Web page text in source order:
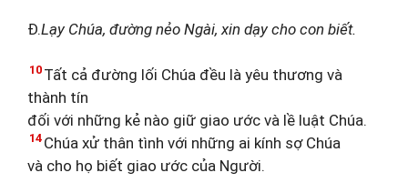
Đ.Lạy Chúa, đường nẻo Ngài, xin dạy cho con biết.
10 Tất cả đường lối Chúa đều là yêu thương và
thành tín
đối với những kẻ nào giữ giao ước và lề luật Chúa.
14 Chúa xử thân tình với những ai kính sợ Chúa
và cho họ biết giao ước của Người.